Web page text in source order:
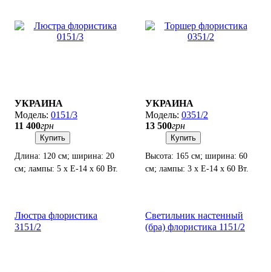
УКРАИНА
0151/3
11 400грн
Купить
Длина: 120 см; ширина: 20
см; лампы: 5 х Е-14 х 60 Вт.
УКРАИНА
0351/2
13 500грн
Купить
Высота: 165 см; ширина: 60
см; лампы: 3 х Е-14 х 60 Вт.
Люстра флористика
3151/2
Светильник настенный
(бра) флористика 1151/2